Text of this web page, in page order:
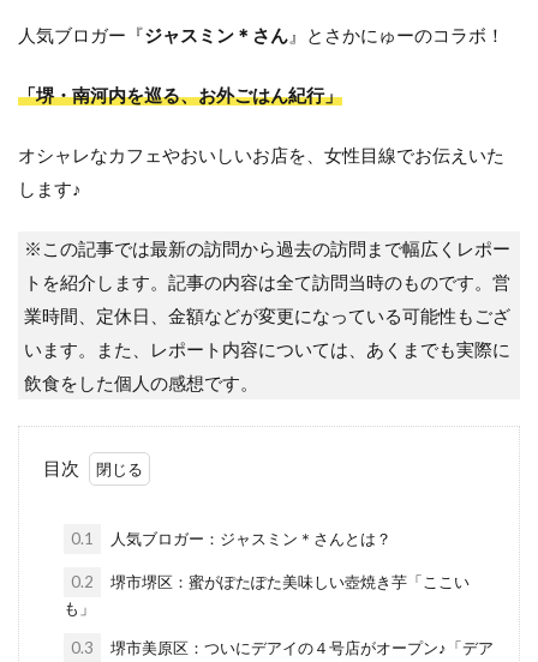
人気ブロガー『ジャスミン＊さん 』とさかにゅーのコラボ！
「堺・南河内を巡る、お外ごはん紀行」
オシャレなカフェやおいしいお店を、女性目線でお伝えいた
します♪
※この記事では最新の訪問から過去の訪問まで幅広くレポー
トを紹介します。記事の内容は全て訪問当時のものです。営
業時間、定休日、金額などが変更になっている可能性もござ
います。また、レポート内容については、あくまでも実際に
飲食をした個人の感想です。
目次
0.1 人気ブロガー：ジャスミン＊さんとは？
0.2
堺市堺区：蜜がぽたぽた美味しい壺焼き芋「ここい
も」
0.3
堺市美原区：ついにデアイの４号店がオープン♪「デア